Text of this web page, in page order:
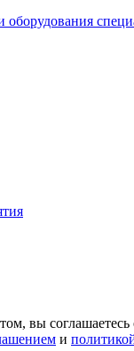
вы соглашаетесь
и